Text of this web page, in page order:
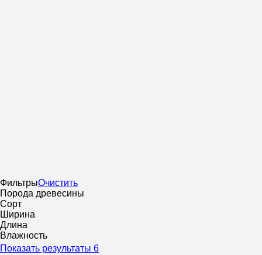
ФильтрыОчистить
Порода древесины
Сорт
Ширина
Длина
Влажность
Показать результаты 6